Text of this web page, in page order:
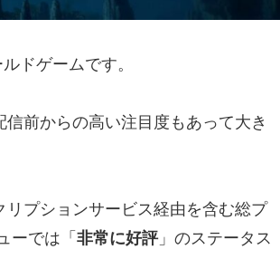
ドゲームです。
信前からの高い注目度もあって大き
リプションサービス経由を含む総プ
ーでは「 非常に好評」のステータス